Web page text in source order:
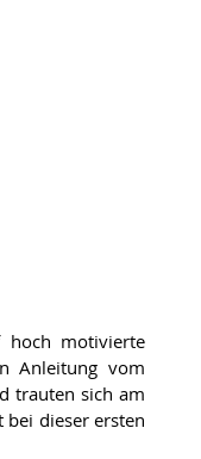
hoch motivierte
Anleitung vom
trauten sich am
bei dieser ersten